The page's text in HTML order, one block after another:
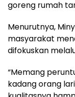
goreng rumah
Menurutnya,
masyarakat
difokuskan
“Memang
kadang orang